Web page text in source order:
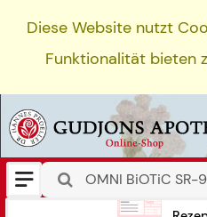
Diese Website nutzt
Funktionalität bieten